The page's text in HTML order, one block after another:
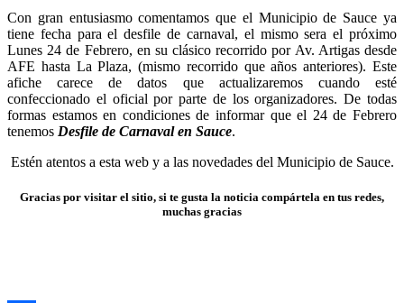
Con gran entusiasmo comentamos que el Municipio de Sauce ya
tiene fecha para el desfile de carnaval, el mismo sera el próximo
Lunes 24 de Febrero, en su clásico recorrido por Av. Artigas desde
AFE hasta La Plaza, (mismo recorrido que años anteriores). Este
afiche carece de datos que actualizaremos cuando esté
confeccionado el oficial por parte de los organizadores. De todas
formas estamos en condiciones de informar que el 24 de Febrero
tenemos Desfile de Carnaval en Sauce.
Estén atentos a esta web y a las novedades del Municipio de Sauce.
Gracias por visitar el sitio, si te gusta la noticia compártela en tus redes,
muchas gracias